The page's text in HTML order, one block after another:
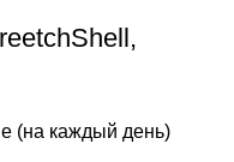
(на каждый день)